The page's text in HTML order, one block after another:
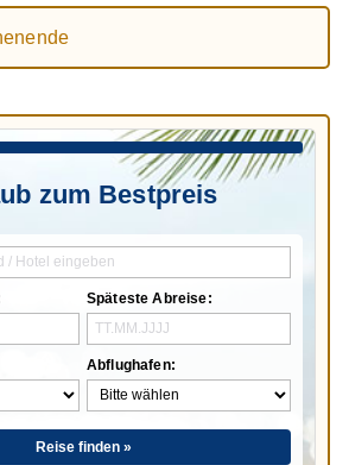
zum Bestpreis
Späteste Abreise:
Abflughafen:
Reise finden »